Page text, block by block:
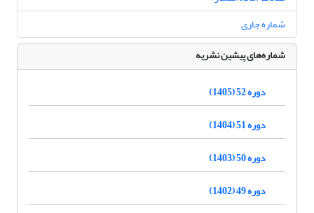
شماره جاری
شماره‌های پیشین نشریه
دوره 52 (1405)
دوره 51 (1404)
دوره 50 (1403)
دوره 49 (1402)